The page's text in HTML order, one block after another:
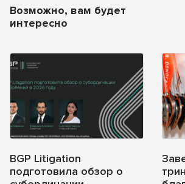
Возможно, вам будет
интересно
BGP Litigation
подготовила обзор о